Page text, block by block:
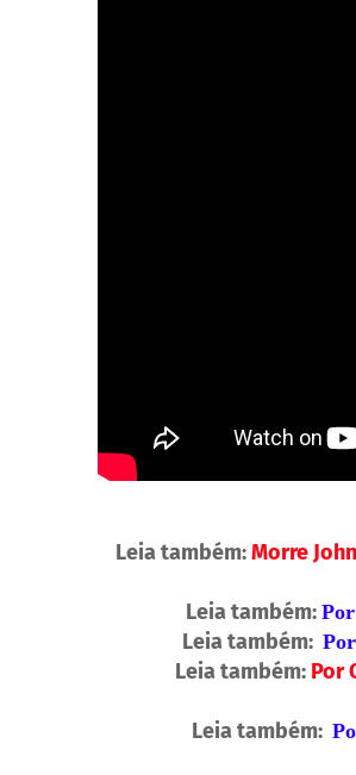
Leia também:Morre
Leia também:
Leia também:
Leia também: Por
Leia também: